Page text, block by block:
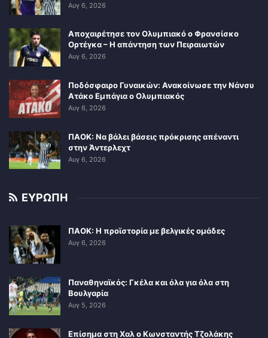
Αυγ 6, 2026
Αποχαιρέτησε τον Ολυμπιακό ο Φρανσίσκο
Ορτέγκα – Η απάντηση των Πειραιωτών
Αυγ 6, 2026
Ποδόσφαιρο Γυναικών: Ανακοίνωσε την Νάνσυ
Ατάκο Εμπάγια ο Ολυμπιακός
Αυγ 6, 2026
ΠΑΟΚ: Να βάλει βάσεις πρόκρισης απέναντι
στην Άντερλεχτ
Αυγ 6, 2026
ΕΥΡΩΠΗ
ΠΑΟΚ: Η προϊστορία με βελγικές ομάδες
Αυγ 6, 2026
Παναθηναϊκός: Γκέλα και όλα για όλα στη
Βουλγαρία
Αυγ 5, 2026
Επίσημα στη Χαλ ο Κωνσταντής Τζολάκης